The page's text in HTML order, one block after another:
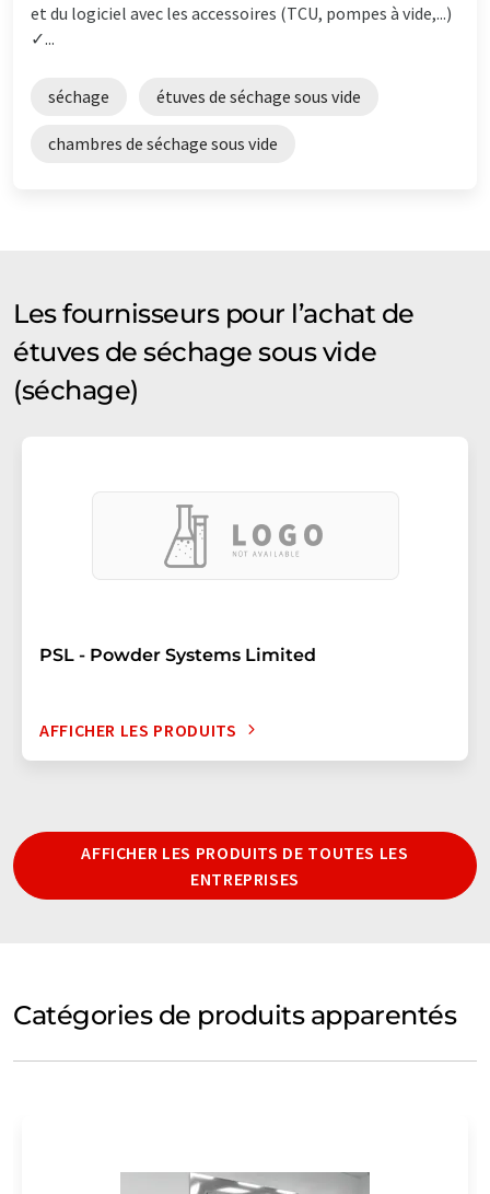
et du logiciel avec les accessoires (TCU, pompes à vide,...)
✓...
séchage étuves de séchage sous vide
chambres de séchage sous vide
Les fournisseurs pour l’achat de
étuves de séchage sous vide
(séchage)
PSL - Powder Systems Limited
AFFICHER LES PRODUITS
AFFICHER LES PRODUITS DE TOUTES LES
ENTREPRISES
Catégories de produits apparentés